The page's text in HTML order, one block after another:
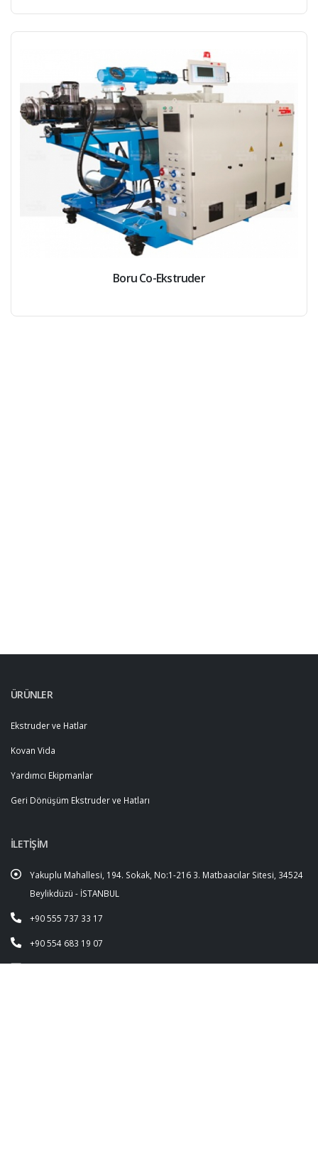
Boru Co-Ekstruder
ÜRÜNLER
Ekstruder ve Hatlar
Kovan Vida
Yardımcı Ekipmanlar
Geri Dönüşüm Ekstruder ve Hatları
İLETİŞİM
Yakuplu Mahallesi, 194. Sokak, No:1-216 3. Matbaacılar Sitesi, 34524
Beylikdüzü - İSTANBUL
+90 555 737 33 17
+90 554 683 19 07